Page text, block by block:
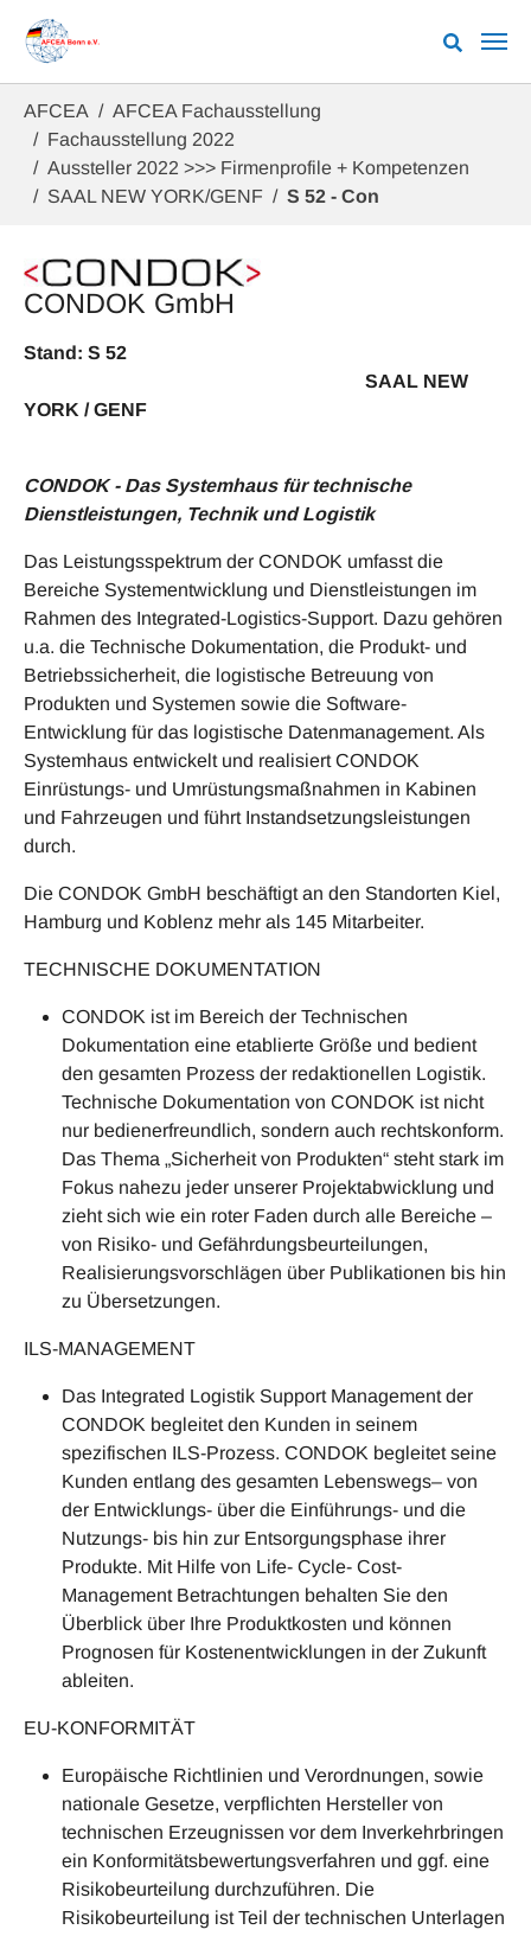
AFCEA
AFCEA Fachausstellung
Fachausstellung 2022
Aussteller 2022 >>> Firmenprofile + Kompetenzen
SAAL NEW YORK/GENF
S 52 - Con
CONDOK GmbH
Stand: S 52
SAAL NEW
YORK / GENF
CONDOK - Das Systemhaus für technische
Dienstleistungen, Technik und Logistik
Das Leistungsspektrum der CONDOK umfasst die
Bereiche Systementwicklung und Dienstleistungen im
Rahmen des Integrated-Logistics-Support. Dazu gehören
u.a. die Technische Dokumentation, die Produkt- und
Betriebssicherheit, die logistische Betreuung von
Produkten und Systemen sowie die Software-
Entwicklung für das logistische Datenmanagement. Als
Systemhaus entwickelt und realisiert CONDOK
Einrüstungs- und Umrüstungsmaßnahmen in Kabinen
und Fahrzeugen und führt Instandsetzungsleistungen
durch.
Die CONDOK GmbH beschäftigt an den Standorten Kiel,
Hamburg und Koblenz mehr als 145 Mitarbeiter.
TECHNISCHE DOKUMENTATION
CONDOK ist im Bereich der Technischen
Dokumentation eine etablierte Größe und bedient
den gesamten Prozess der redaktionellen Logistik.
Technische Dokumentation von CONDOK ist nicht
nur bedienerfreundlich, sondern auch rechtskonform.
Das Thema „Sicherheit von Produkten“ steht stark im
Fokus nahezu jeder unserer Projektabwicklung und
zieht sich wie ein roter Faden durch alle Bereiche –
von Risiko- und Gefährdungsbeurteilungen,
Realisierungsvorschlägen über Publikationen bis hin
zu Übersetzungen.
ILS-MANAGEMENT
Das Integrated Logistik Support Management der
CONDOK begleitet den Kunden in seinem
spezifischen ILS-Prozess. CONDOK begleitet seine
Kunden entlang des gesamten Lebenswegs– von
der Entwicklungs- über die Einführungs- und die
Nutzungs- bis hin zur Entsorgungsphase ihrer
Produkte. Mit Hilfe von Life- Cycle- Cost-
Management Betrachtungen behalten Sie den
Überblick über Ihre Produktkosten und können
Prognosen für Kostenentwicklungen in der Zukunft
ableiten.
EU-KONFORMITÄT
Europäische Richtlinien und Verordnungen, sowie
nationale Gesetze, verpflichten Hersteller von
technischen Erzeugnissen vor dem Inverkehrbringen
ein Konformitätsbewertungsverfahren und ggf. eine
Risikobeurteilung durchzuführen. Die
Risikobeurteilung ist Teil der technischen Unterlagen